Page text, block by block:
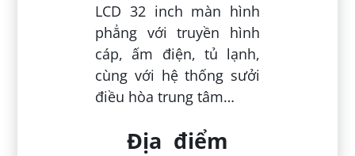
LCD 32 inch màn hình
phẳng với truyền hình
cáp, ấm điện, tủ lạnh,
cùng với hệ thống sưởi
điều hòa trung tâm…
Địa điểm